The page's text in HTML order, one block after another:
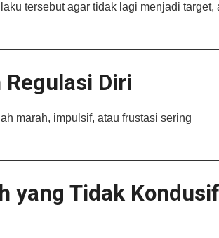
tersebut agar tidak lagi menjadi target,
Diri
marah, impulsif, atau frustasi sering
yang Tidak Kondusif